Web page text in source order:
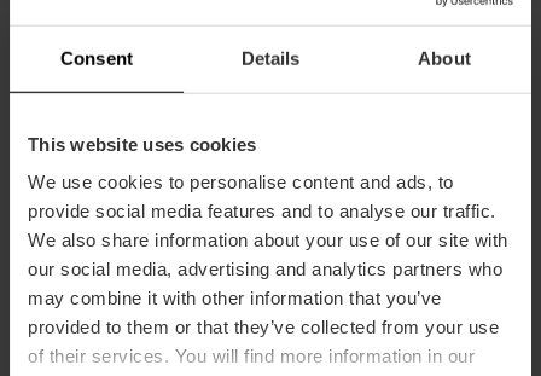
Consent Details About
This website uses cookies
We use cookies to personalise content and ads, to
provide social media features and to analyse our traffic.
We also share information about your use of our site with
our social media, advertising and analytics partners who
may combine it with other information that you’ve
provided to them or that they’ve collected from your use
of their services. You will find more information in our
28,79,80,94,95,C1
118 Carrer de Guillem de Castro, València, 46003